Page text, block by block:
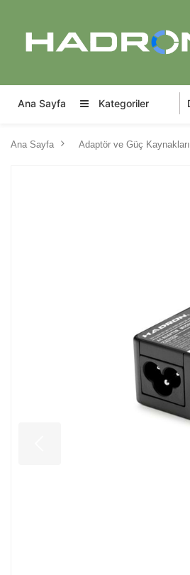
Ana Sayfa Kategoriler
Ana Sayfa Adaptör ve Güç Kaynakları